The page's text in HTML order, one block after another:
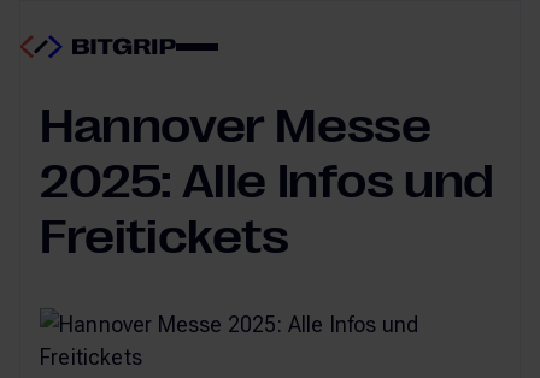
Events & News
24.06.2025
Hannover Messe
2025: Alle Infos und
Freitickets